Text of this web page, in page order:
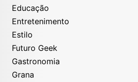
Educação
Entretenimento
Estilo
Futuro Geek
Gastronomia
Grana